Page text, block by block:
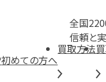
全国
信頼と
初めての方へ
買取方法